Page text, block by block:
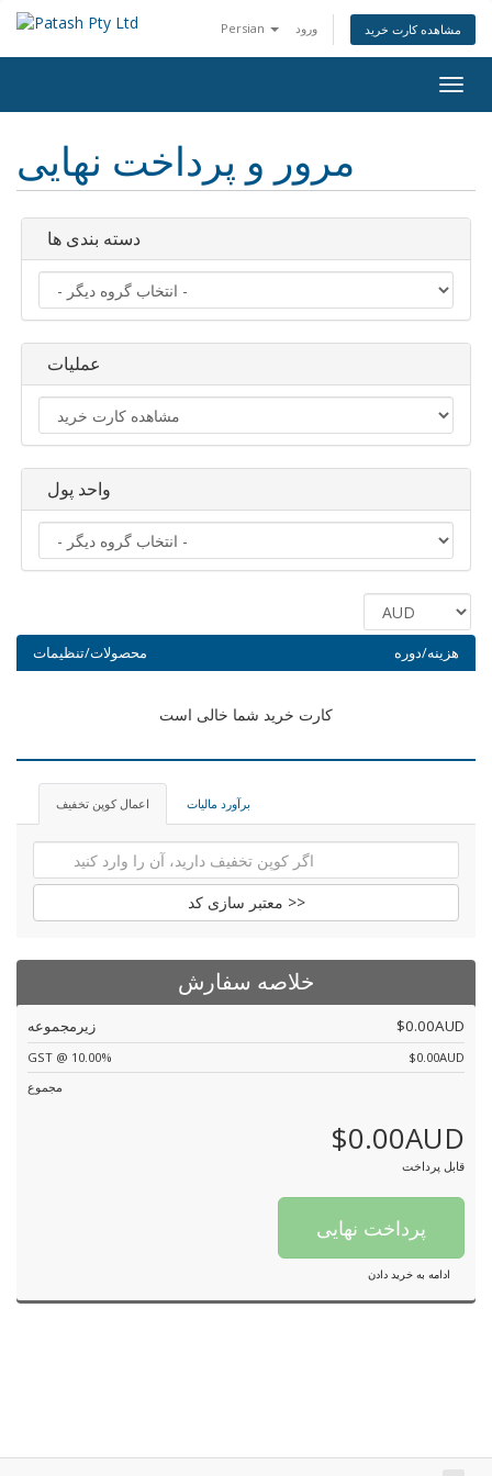
Persian ورود مشاهده کارت خرید
تغییر
مرور و پرداخت نهایی
دسته بندی ها
عملیات
واحد پول
محصولات/تنظیمات هزینه/دوره
کارت خرید شما خالی است
اعمال کوپن تخفیف برآورد مالیات
معتبر سازی کد >>
خلاصه سفارش
زیرمجموعه $0.00AUD
GST @ 10.00%
$0.00AUD
مجموع
$0.00AUD
قابل پرداخت
پرداخت نهایی
ادامه به خرید دادن